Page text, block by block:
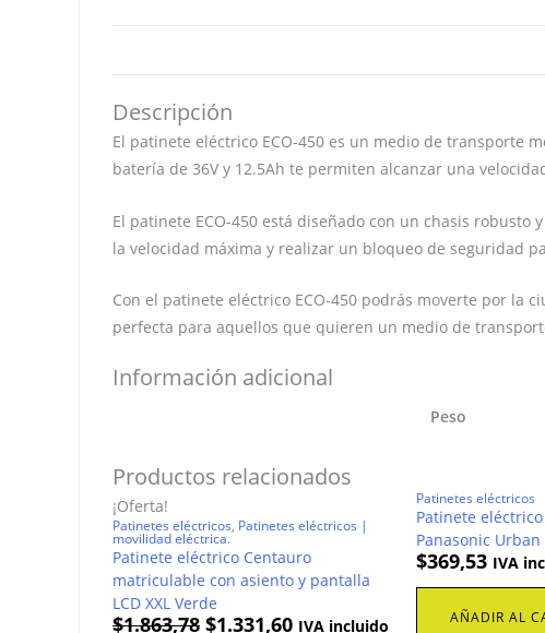
Descripción
El patinete eléctrico ECO-450 es un medio de transporte
batería de 36V y 12.5Ah te permiten alcanzar una
El patinete ECO-450 está diseñado con un chasis
la velocidad máxima y realizar un bloqueo de seguridad
Con el patinete eléctrico ECO-450 podrás moverte por la
perfecta para aquellos que quieren un medio de
Información adicional
Peso
Productos relacionados
¡Oferta!
Patinetes eléctricos, Patinetes eléctricos |
movilidad eléctrica.
Patinete eléctrico Centauro
matriculable con asiento y pantalla
LCD XXL Verde
$1.863,78 El
$1.331,60ElIVA incluido
Patinetes eléctricos
Patinete
Panasonic Urban
$369,53 IVA
AÑADIR AL